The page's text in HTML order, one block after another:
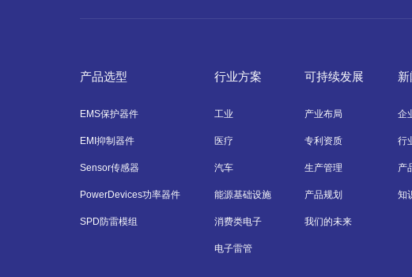
产品选型
EMS保护器件
EMI抑制器件
Sensor传感器
PowerDevices功率器件
SPD防雷模组
行业方案
工业
医疗
汽车
能源基础设施
消费类电子
电子雷管
可持续发展
产业布局
专利资质
生产管理
产品规划
我们的未来
企
行
产
知